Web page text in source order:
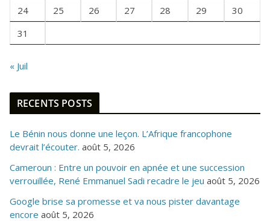
24
25 26 27 28 29
30
31
« Juil
RECENTS POSTS
Le Bénin nous donne une leçon. L’Afrique francophone
devrait l’écouter. août 5, 2026
Cameroun : Entre un pouvoir en apnée et une succession
verrouillée, René Emmanuel Sadi recadre le jeu août 5, 2026
Google brise sa promesse et va nous pister davantage
encore août 5, 2026